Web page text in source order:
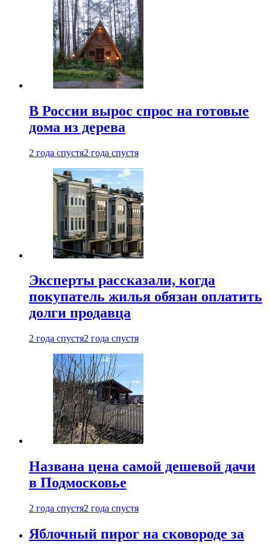
В России вырос спрос на готовые
дома из дерева
2 года спустя2 года спустя
Эксперты рассказали, когда
покупатель жилья обязан оплатить
долги продавца
2 года спустя2 года спустя
Названа цена самой дешевой дачи
в Подмосковье
2 года спустя2 года спустя
Яблочный пирог на сковороде за